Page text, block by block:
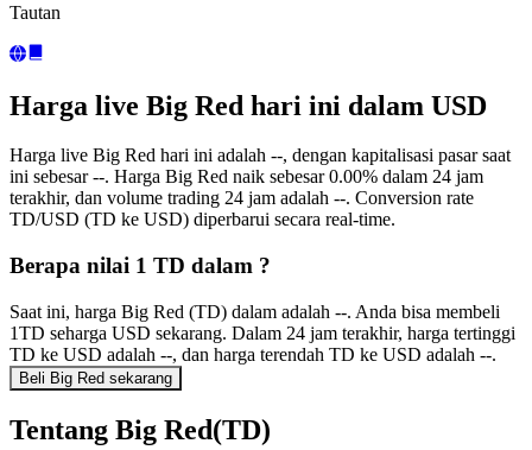
Tautan
Harga live Big Red hari ini dalam USD
Harga live Big Red hari ini adalah --, dengan kapitalisasi pasar saat
ini sebesar --. Harga Big Red naik sebesar 0.00% dalam 24 jam
terakhir, dan volume trading 24 jam adalah --. Conversion rate
TD/USD (TD ke USD) diperbarui secara real-time.
Berapa nilai 1 TD dalam ?
Saat ini, harga Big Red (TD) dalam adalah --. Anda bisa membeli
1TD seharga USD sekarang. Dalam 24 jam terakhir, harga tertinggi
TD ke USD adalah --, dan harga terendah TD ke USD adalah --.
Beli Big Red sekarang
Tentang Big Red(TD)